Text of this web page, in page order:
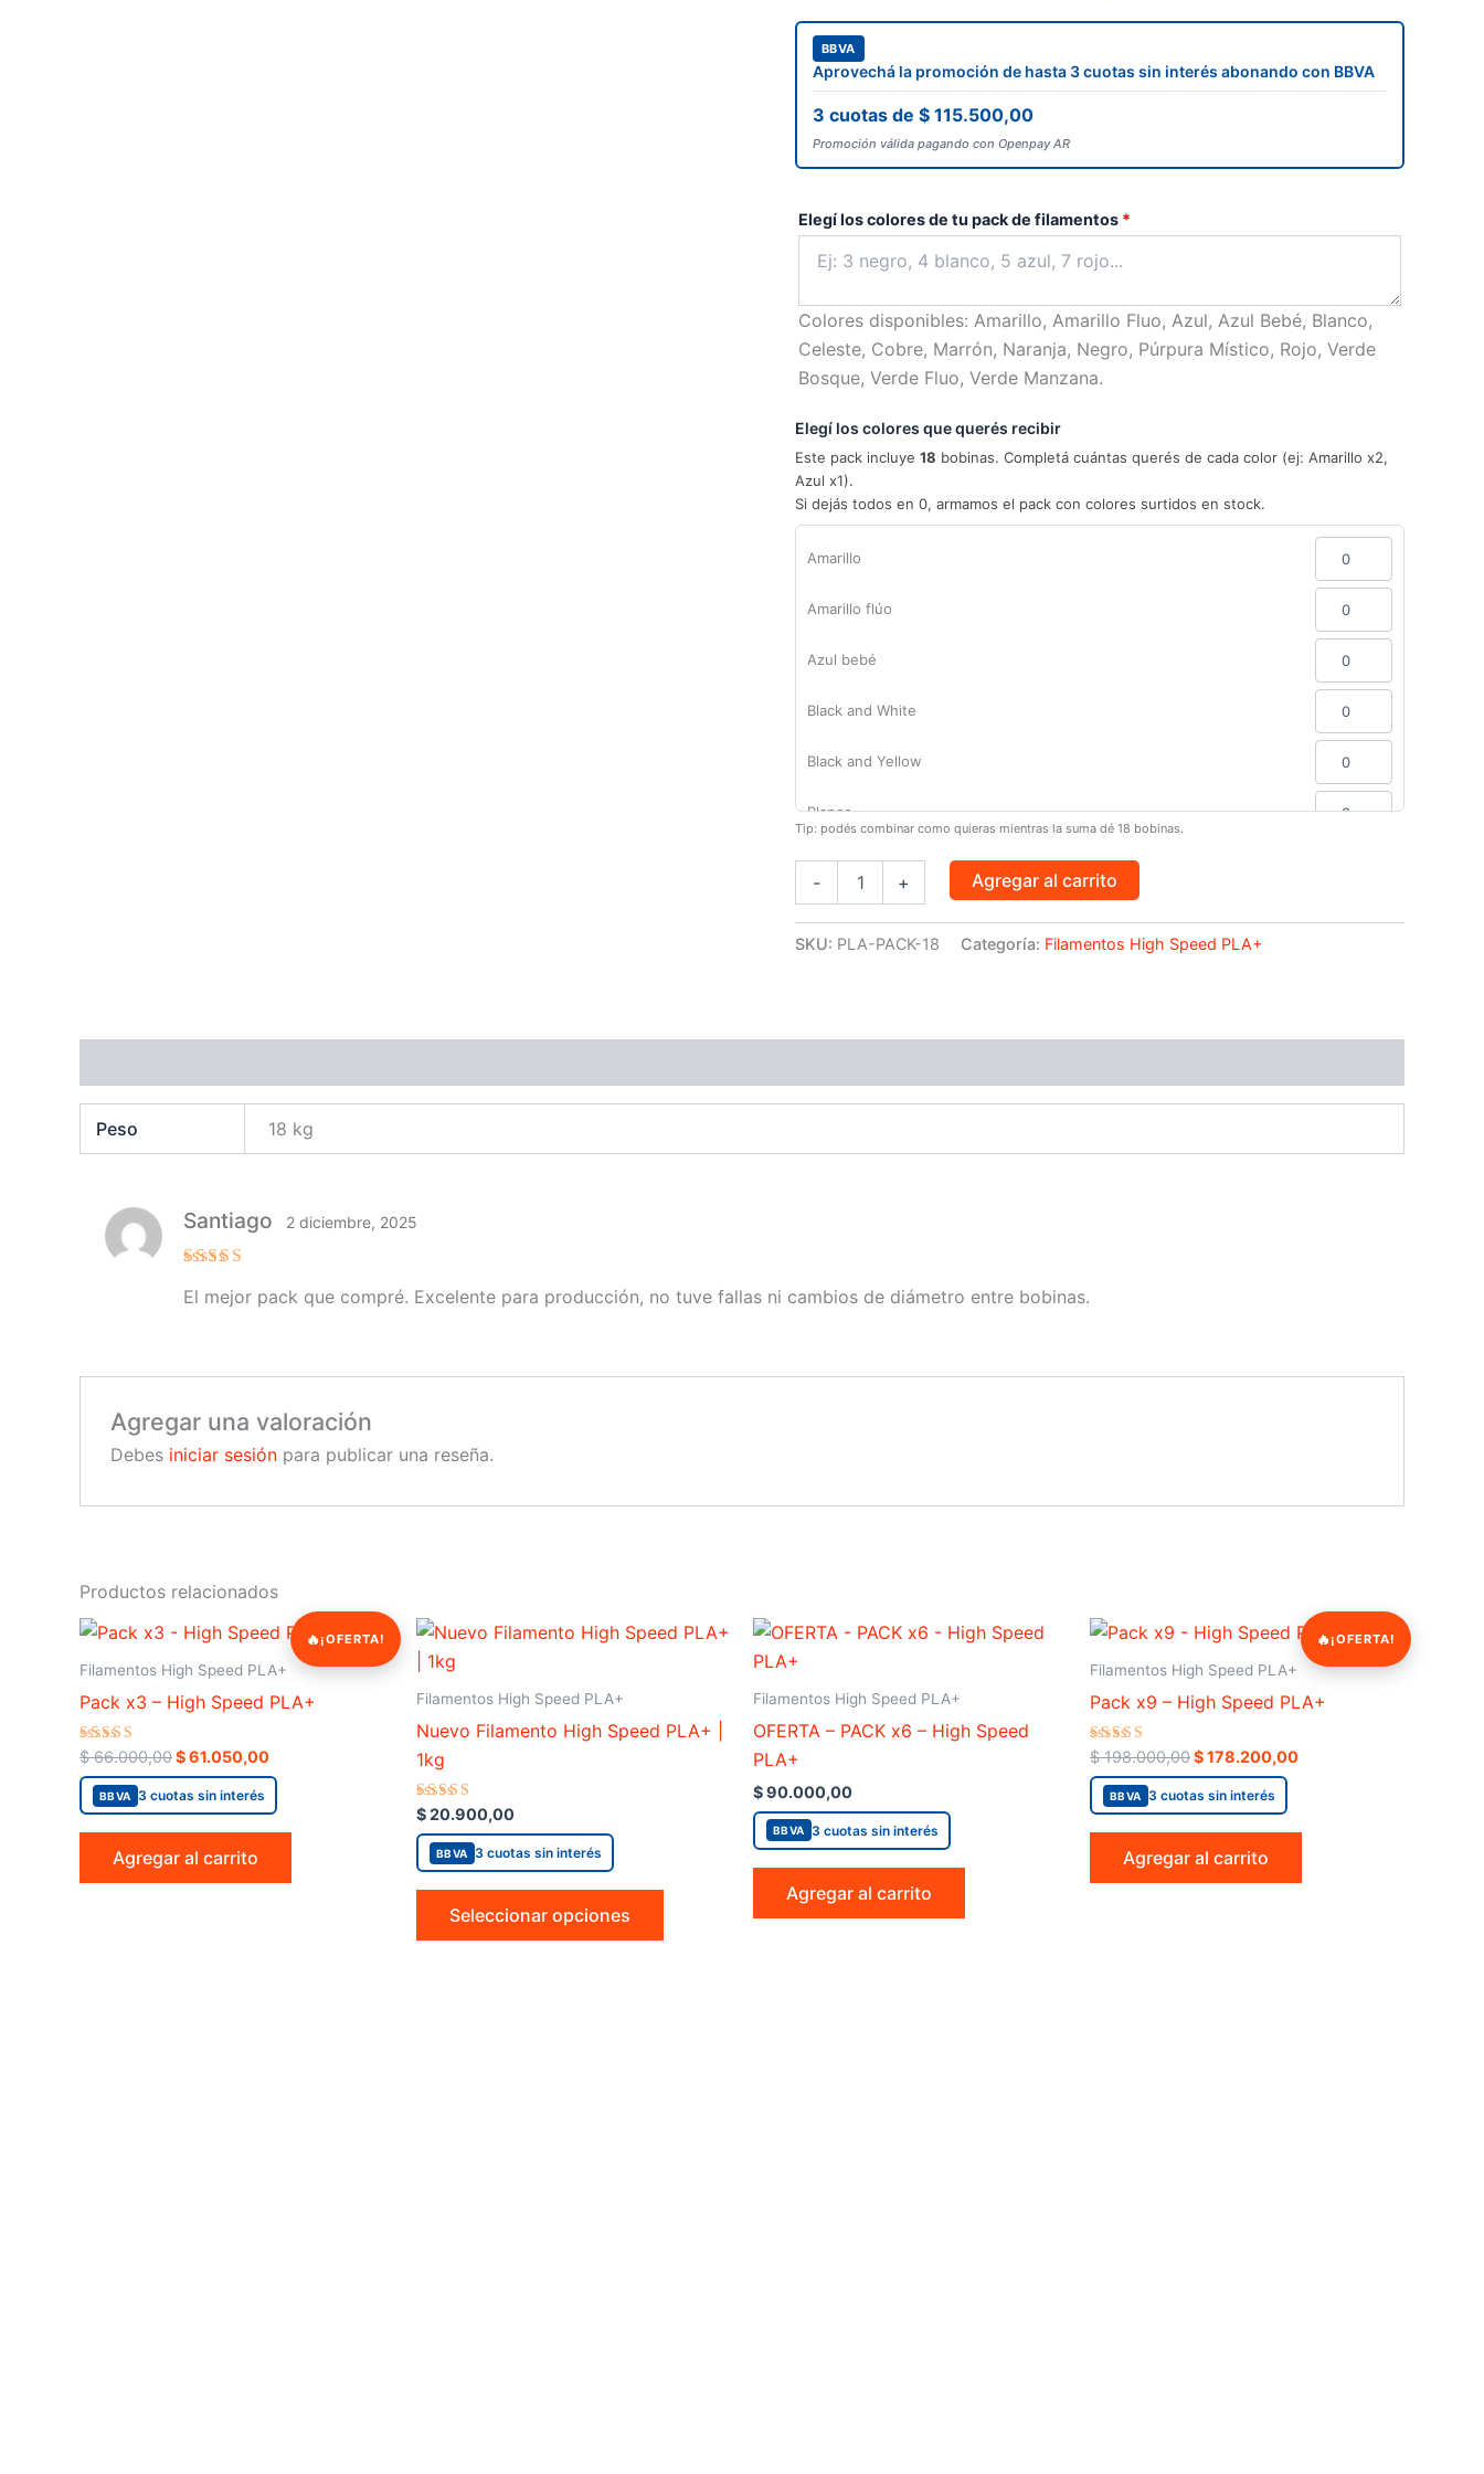
en
puntuación
de
cliente
BBVA
Aprovechá la promoción de hasta 3 cuotas sin interés abonando con BBVA
3 cuotas de $ 115.500,00
Promoción válida pagando con Openpay AR
Elegí los colores de tu pack de filamentos *
Colores disponibles: Amarillo, Amarillo Fluo, Azul, Azul Bebé, Blanco,
Celeste, Cobre, Marrón, Naranja, Negro, Púrpura Místico, Rojo, Verde
Bosque, Verde Fluo, Verde Manzana.
Elegí los colores que querés recibir
Este pack incluye 18 bobinas. Completá cuántas querés de cada color (ej: Amarillo x2,
Azul x1).
Si dejás todos en 0, armamos el pack con colores surtidos en stock.
Amarillo
Amarillo flúo
Azul bebé
Black and White
Black and Yellow
Blanco
Cristal
Tip: podés combinar como quieras mientras la suma dé 18 bobinas.
- + Agregar al carrito
SKU: PLA-PACK-18 Categoría: Filamentos High Speed PLA+
Peso 18 kg
en4de
Santiago 2 diciembre, 2025
El mejor pack que compré. Excelente para producción, no tuve fallas ni cambios de diámetro entre bobinas.
Agregar una valoración
Debes iniciar sesiónpara publicar una reseña.
Productos relacionados
¡OFERTA!
Filamentos High Speed PLA+
Pack x3 – High Speed PLA+
Valorado
en
5.00
de 5
$66.000,00
Original
price
was:
$61.050,00
Current
price
is:
BBVA 3 cuotas sin interés
Agregar al carrito
Filamentos High Speed PLA+
Nuevo Filamento High Speed PLA+ |
1kg
Valorado
en
4.00
de 5
$20.900,00
BBVA 3 cuotas sin interés
Seleccionar opciones
This
multiple
variants.
chosen
the
Filamentos High Speed PLA+
OFERTA – PACK x6 – High Speed
PLA+
$90.000,00
BBVA 3 cuotas sin interés
Agregar al carrito
¡OFERTA!
Filamentos High Speed PLA+
Pack x9 – High Speed PLA+
Valorado
en
5.00
de 5
$198.000,00
Original
price
was:
$178.200,00
Current
price
is:
BBVA 3 cuotas sin interés
Agregar al carrito